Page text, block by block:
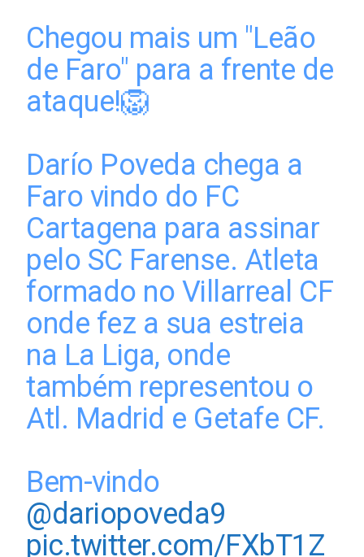
Chegou mais um "Leão
de Faro" para a frente de
ataque!🦁
Darío Poveda chega a
Faro vindo do FC
Cartagena para assinar
pelo SC Farense. Atleta
formado no Villarreal CF
onde fez a sua estreia
na La Liga, onde
também representou o
Atl. Madrid e Getafe CF.
Bem-vindo
@dariopoveda9
pic.twitter.com/FXbT1Z